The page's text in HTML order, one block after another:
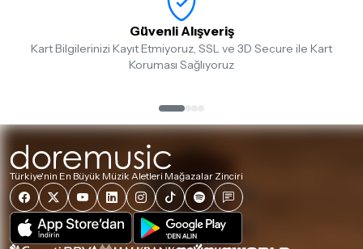
Güvenli Alışveriş
Kart Bilgilerinizi Kayıt Etmiyoruz, SSL ve 3D Secure ile Kart
Koruması Sağlıyoruz
Türkiye'nin En Büyük Müzik Aletleri Mağazalar Zinciri